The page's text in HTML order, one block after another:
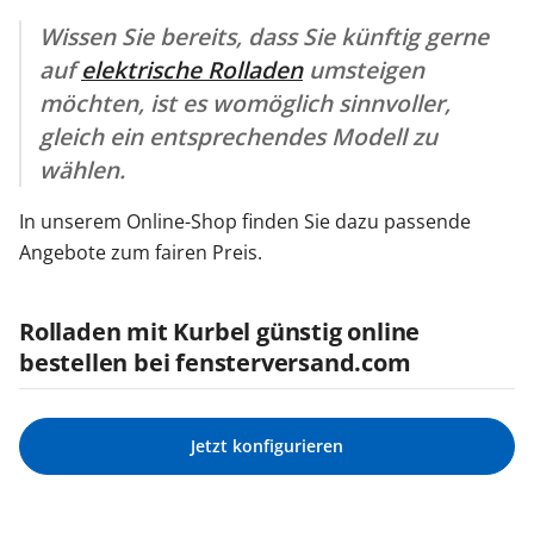
Wissen Sie bereits, dass Sie künftig gerne
aufelektrische Rolladenumsteigen
möchten, ist es womöglich sinnvoller,
gleich ein entsprechendes Modell zu
wählen.
In unserem Online-Shop finden Sie dazu passende
Angebote zum fairen Preis.
Rolladen mit Kurbel günstig online
bestellen bei fensterversand.com
Jetzt konfigurieren